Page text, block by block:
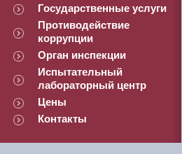
Государственные услуги
Противодействие
коррупции
Орган инспекции
Испытательный
лабораторный центр
Цены
Контакты